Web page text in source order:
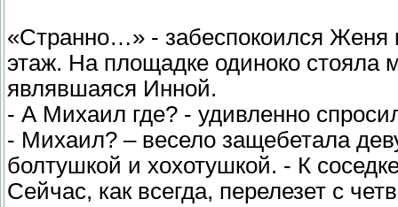
«Странно…» - забеспокоился
этаж. На площадке одиноко стояла
являвшаяся Инной.
- А Михаил где? - удивленно
- Михаил? – весело защебетала
болтушкой и хохотушкой. - К
Сейчас, как всегда, перелезет с